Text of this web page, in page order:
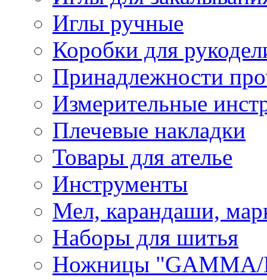
Иглы ручные
Коробки для
Принадлежности
Измерительные
Плечевые накладки
Товары для ателье
Инструменты
Мел, карандаши,
Наборы для шитья
Ножницы "GAMMA/